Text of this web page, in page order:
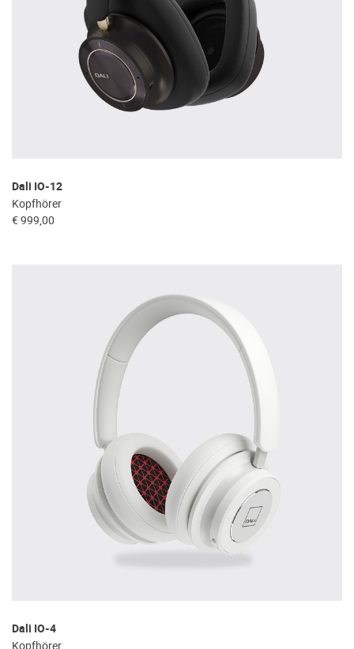
Dali IO-12
Kopfhörer
€ 999,00
Dali IO-4
Kopfhörer